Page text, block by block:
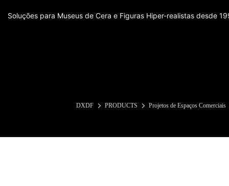
Soluções para Museus de Cera e Figuras Hiper-realistas desde
DXDF PRODUCTS Projetos de Espaços Comerciais